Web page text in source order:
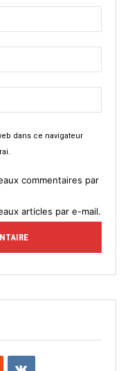
dans ce navigateur
commentaires par
articles par e-mail.